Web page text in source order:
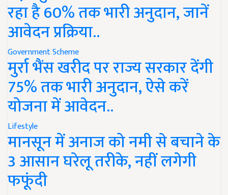
रहा है 60% तक भारी अनुदान, जानें
आवेदन प्रक्रिया..
Government Scheme
मुर्रा भैंस खरीद पर राज्य सरकार देंगी
75% तक भारी अनुदान, ऐसे करें
योजना में आवेदन..
Lifestyle
मानसून में अनाज को नमी से बचाने के
3 आसान घरेलू तरीके, नहीं लगेगी
फफूंदी